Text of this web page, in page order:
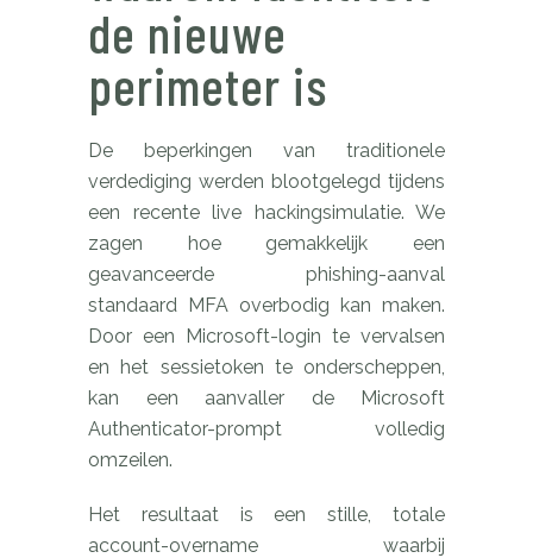
de nieuwe
perimeter is
De beperkingen van traditionele
verdediging werden blootgelegd tijdens
een recente live hackingsimulatie. We
zagen hoe gemakkelijk een
geavanceerde phishing-aanval
standaard MFA overbodig kan maken.
Door een Microsoft-login te vervalsen
en het sessietoken te onderscheppen,
kan een aanvaller de Microsoft
Authenticator-prompt volledig
omzeilen.
Het resultaat is een stille, totale
account-overname waarbij